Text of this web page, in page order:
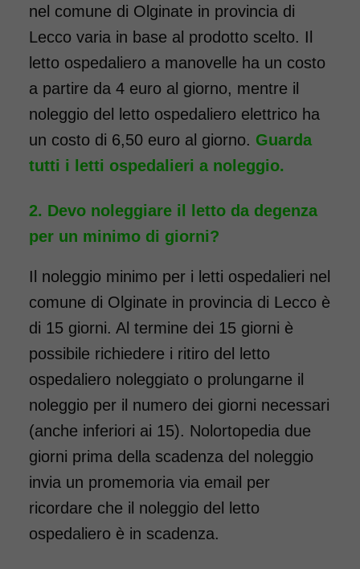
da 116,00€
SCHEDA COMPLETA
nel comune di Olginate in provincia di
Lecco varia in base al prodotto scelto. Il
letto ospedaliero a manovelle ha un costo
a partire da 4 euro al giorno, mentre il
noleggio del letto ospedaliero elettrico ha
un costo di 6,50 euro al giorno. Guarda
tutti i letti ospedalieri a noleggio.
Devo noleggiare il letto da degenza
per un minimo di giorni?
Il noleggio minimo per i letti ospedalieri nel
comune di Olginate in provincia di Lecco è
di 15 giorni. Al termine dei 15 giorni è
possibile richiedere i ritiro del letto
ospedaliero noleggiato o prolungarne il
noleggio per il numero dei giorni necessari
(anche inferiori ai 15). Nolortopedia due
giorni prima della scadenza del noleggio
invia un promemoria via email per
ricordare che il noleggio del letto
ospedaliero è in scadenza.